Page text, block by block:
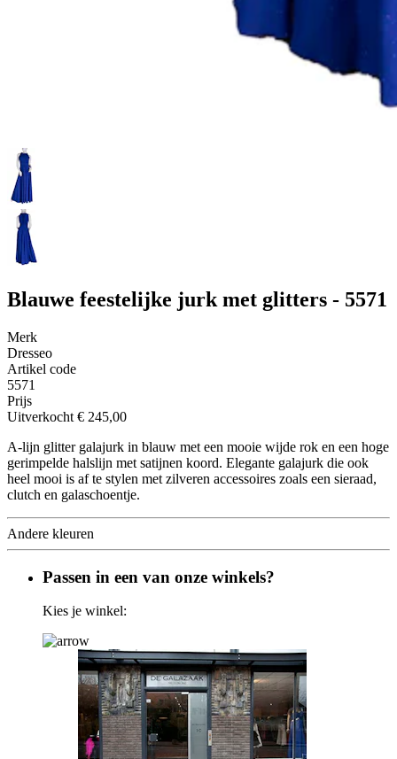
Blauwe feestelijke jurk met glitters - 5571
Merk
Dresseo
Artikel code
5571
Prijs
Uitverkocht € 245,00
A-lijn glitter galajurk in blauw met een mooie wijde rok en een hoge
gerimpelde halslijn met satijnen koord. Elegante galajurk die ook
heel mooi is af te stylen met zilveren accessoires zoals een sieraad,
clutch en galaschoentje.
Andere kleuren
Passen in een van onze winkels?
Kies je winkel: